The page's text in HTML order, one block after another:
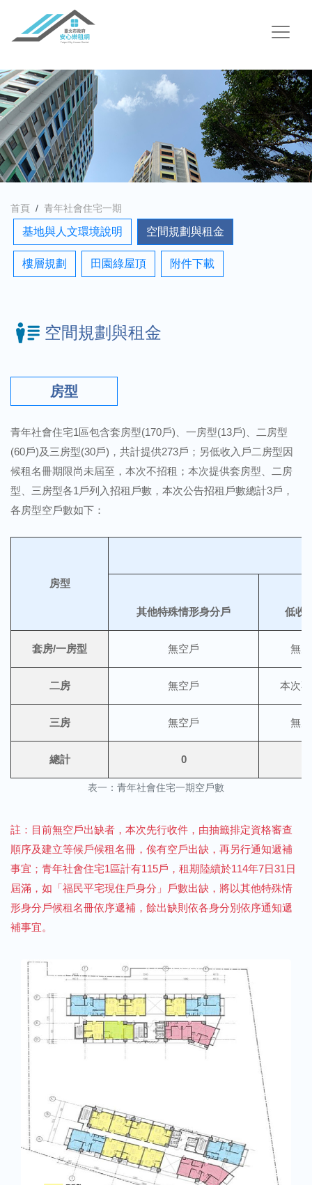
首頁 青年社會住宅一期
基地與人文環境說明 空間規劃與租金
樓層規劃 田園綠屋頂 附件下載
空間規劃與租金
房型
青年社會住宅1區包含套房型(170戶)、一房型(13戶)、二房型
(60戶)及三房型(30戶)，共計提供273戶；另低收入戶二房型因
候租名冊期限尚未屆至，本次不招租；本次提供套房型、二房
型、三房型各1戶列入招租戶數，本次公告招租戶數總計3戶，
各房型空戶數如下：
房型
其他特殊情形身分戶 低收
套房/一房型 無空戶 無
二房 無空戶 本次
三房 無空戶 無
總計 0
表一：青年社會住宅一期空戶數
註：目前無空戶出缺者，本次先行收件，由抽籤排定資格審查
順序及建立等候戶候租名冊，俟有空戶出缺，再另行通知遞補
事宜；青年社會住宅1區計有115戶，租期陸續於114年7日31日
屆滿，如「福民平宅現住戶身分」戶數出缺，將以其他特殊情
形身分戶候租名冊依序遞補，餘出缺則依各身分別依序通知遞
補事宜。